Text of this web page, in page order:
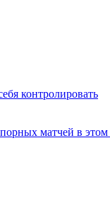
контролировать
матчей в этом